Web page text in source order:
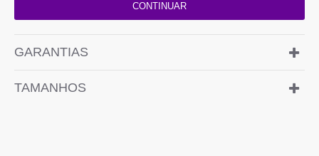
CONTINUAR
GARANTIAS
TAMANHOS